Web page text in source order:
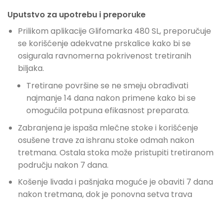
Uputstvo za upotrebu i preporuke
Prilikom aplikacije Glifomarka 480 SL, preporučuje
se korišćenje adekvatne prskalice kako bi se
osigurala ravnomerna pokrivenost tretiranih
biljaka.
Tretirane površine se ne smeju obrađivati
najmanje 14 dana nakon primene kako bi se
omogućila potpuna efikasnost preparata.
Zabranjena je ispaša mlečne stoke i korišćenje
osušene trave za ishranu stoke odmah nakon
tretmana. Ostala stoka može pristupiti tretiranom
području nakon 7 dana.
Košenje livada i pašnjaka moguće je obaviti 7 dana
nakon tretmana, dok je ponovna setva trava